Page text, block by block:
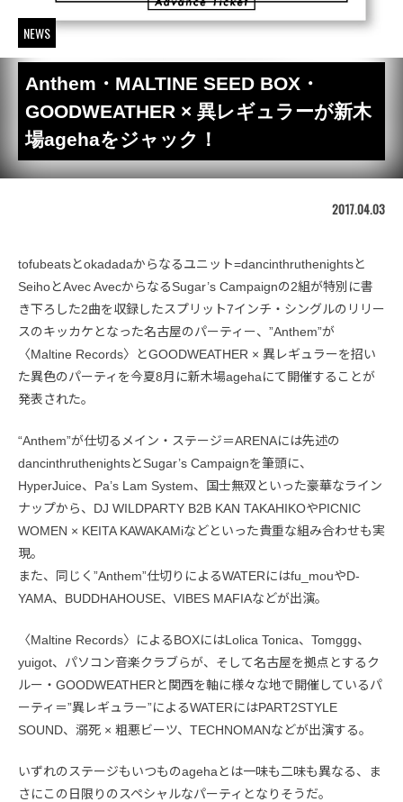
NEWS
Anthem・MALTINE SEED BOX・
GOODWEATHER × 異レギュラーが新木
場agehaをジャック！
2017.04.03
tofubeatsとokadadaからなるユニット=dancinthruthenightsと
SeihoとAvec AvecからなるSugar’s Campaignの2組が特別に書
き下ろした2曲を収録したスプリット7インチ・シングルのリリー
スのキッカケとなった名古屋のパーティー、”Anthem”が
〈Maltine Records〉とGOODWEATHER × 異レギュラーを招い
た異色のパーティを今夏8月に新木場agehaにて開催することが
発表された。
“Anthem”が仕切るメイン・ステージ＝ARENAには先述の
dancinthruthenightsとSugar’s Campaignを筆頭に、
HyperJuice、Pa’s Lam System、国士無双といった豪華なライン
ナップから、DJ WILDPARTY B2B KAN TAKAHIKOやPICNIC
WOMEN × KEITA KAWAKAMiなどといった貴重な組み合わせも実
現。
また、同じく”Anthem”仕切りによるWATERにはfu_mouやD-
YAMA、BUDDHAHOUSE、VIBES MAFIAなどが出演。
〈Maltine Records〉によるBOXにはLolica Tonica、Tomggg、
yuigot、パソコン音楽クラブらが、そして名古屋を拠点とするク
ルー・GOODWEATHERと関西を軸に様々な地で開催しているパ
ーティ＝”異レギュラー”によるWATERにはPART2STYLE
SOUND、溺死 × 粗悪ビーツ、TECHNOMANなどが出演する。
いずれのステージもいつものagehaとは一味も二味も異なる、ま
さにこの日限りのスペシャルなパーティとなりそうだ。